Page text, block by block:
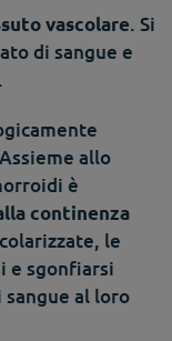
vascolare. Si
di sangue e
allo
è
continenza
le
e sgonfiarsi
al loro